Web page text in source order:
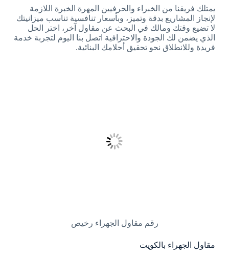
يمتلك فريقنا من الخبراء والحرفيين المهرة الخبرة اللازمة
لإنجاز المشاريع بدقة وتميز، وبأسعار تنافسية تناسب ميزانيتك
لا تضيع وقتك ومالك في البحث عن مقاول آخر، اختر الحل
الذي يضمن لك الجودة والاحترافية اتصل بنا اليوم لتجربة خدمة
فريدة وللانطلاق نحو تحقيق أحلامك البنائية.
رقم مقاول الجهراء رخيص
مقاول الجهراء بالكويت